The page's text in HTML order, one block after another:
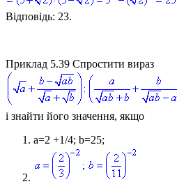
Відповідь: 23.
Приклад 5.39 Спростити вираз
і знайти його значення, якщо
a=2 +1/4; b=25;